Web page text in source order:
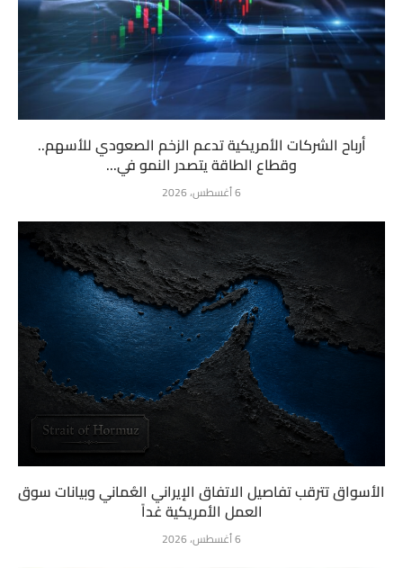
أرباح الشركات الأمريكية تدعم الزخم الصعودي للأسهم..
وقطاع الطاقة يتصدر النمو في...
6 أغسطس، 2026
الأسواق تترقب تفاصيل الاتفاق الإيراني العُماني وبيانات سوق
العمل الأمريكية غداً
6 أغسطس، 2026